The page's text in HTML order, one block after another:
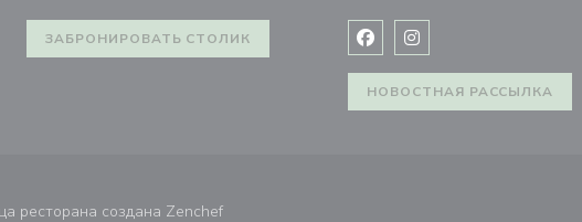
ЗАБРОНИРОВАТЬ СТОЛИК Facebook ((открывается в
Instagram
НОВОСТНАЯ РАССЫЛКА
ресторана создана Zenchef((открывается в новом окне))